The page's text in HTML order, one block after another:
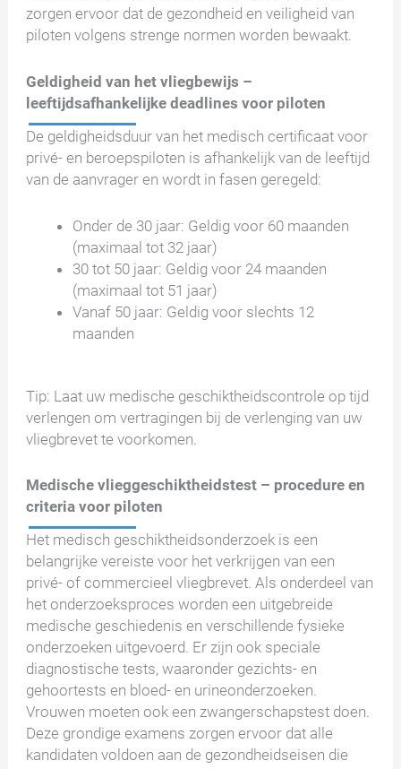
zorgen ervoor dat de gezondheid en veiligheid van
piloten volgens strenge normen worden bewaakt.
Geldigheid van het vliegbewijs –
leeftijdsafhankelijke deadlines voor piloten
De geldigheidsduur van het medisch certificaat voor
privé- en beroepspiloten is afhankelijk van de leeftijd
van de aanvrager en wordt in fasen geregeld:
Onder de 30 jaar: Geldig voor 60 maanden
(maximaal tot 32 jaar)
30 tot 50 jaar: Geldig voor 24 maanden
(maximaal tot 51 jaar)
Vanaf 50 jaar: Geldig voor slechts 12
maanden
Tip: Laat uw medische geschiktheidscontrole op tijd
verlengen om vertragingen bij de verlenging van uw
vliegbrevet te voorkomen.
Medische vlieggeschiktheidstest – procedure en
criteria voor piloten
Het medisch geschiktheidsonderzoek is een
belangrijke vereiste voor het verkrijgen van een
privé- of commercieel vliegbrevet. Als onderdeel van
het onderzoeksproces worden een uitgebreide
medische geschiedenis en verschillende fysieke
onderzoeken uitgevoerd. Er zijn ook speciale
diagnostische tests, waaronder gezichts- en
gehoortests en bloed- en urineonderzoeken.
Vrouwen moeten ook een zwangerschapstest doen.
Deze grondige examens zorgen ervoor dat alle
kandidaten voldoen aan de gezondheidseisen die